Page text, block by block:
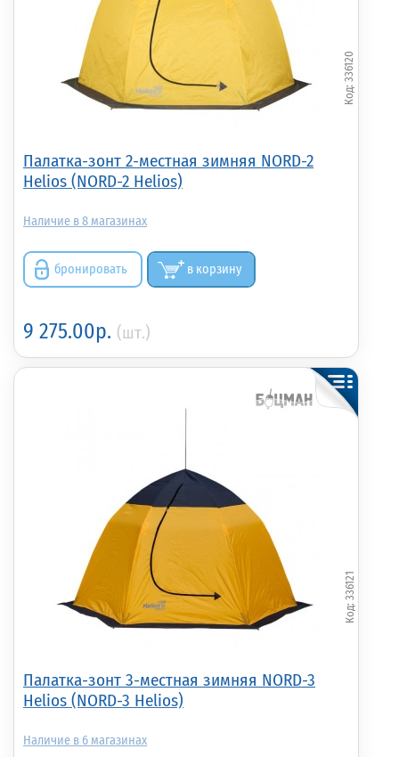
Палатка-зонт 2-местная зимняя NORD-2
Helios (NORD-2 Helios)
336120
8
бронировать в корзину
9 275.00р. (шт.)
Палатка-зонт 3-местная зимняя NORD-3
Helios (NORD-3 Helios)
336121
6